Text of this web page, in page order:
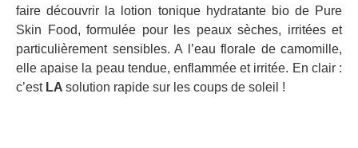
faire découvrir la lotion tonique hydratante bio de Pure
Skin Food, formulée pour les peaux sèches, irritées et
particulièrement sensibles. A l’eau florale de camomille,
elle apaise la peau tendue, enflammée et irritée. En clair :
c’estLA solution rapide sur les coups de soleil !